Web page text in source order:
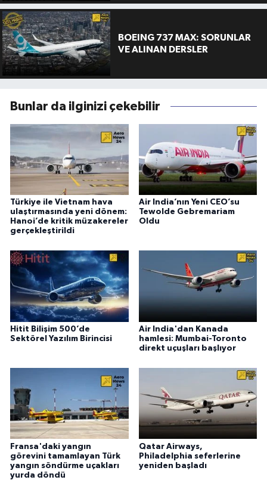
BOEING 737 MAX: SORUNLAR
VE ALINAN DERSLER
Bunlar da ilginizi çekebilir
Türkiye ile Vietnam hava
ulaştırmasında yeni dönem:
Hanoi’de kritik müzakereler
gerçekleştirildi
Air India’nın Yeni CEO’su
Tewolde Gebremariam
Oldu
Hitit Bilişim 500’de
Sektörel Yazılım Birincisi
Air India'dan Kanada
hamlesi: Mumbai-Toronto
direkt uçuşları başlıyor
Fransa'daki yangın
görevini tamamlayan Türk
yangın söndürme uçakları
yurda döndü
Qatar Airways,
Philadelphia seferlerine
yeniden başladı